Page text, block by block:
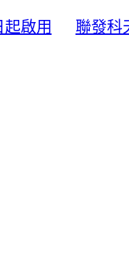
啟用 聯發科